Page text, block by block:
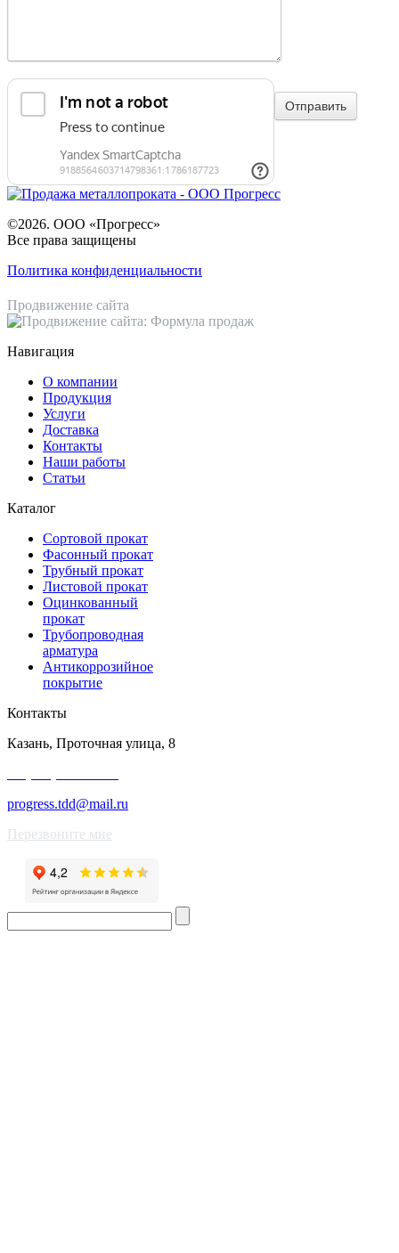
©2026. ООО «Прогресс»
Все права защищены
Политика конфиденциальности
Продвижение сайта
Навигация
О компании
Продукция
Услуги
Доставка
Контакты
Наши работы
Статьи
Каталог
Сортовой прокат
Фасонный прокат
Трубный прокат
Листовой прокат
Оцинкованный
прокат
Трубопроводная
арматура
Антикоррозийное
покрытие
Контакты
Казань, Проточная улица, 8
progress.tdd@mail.ru
Перезвоните мне